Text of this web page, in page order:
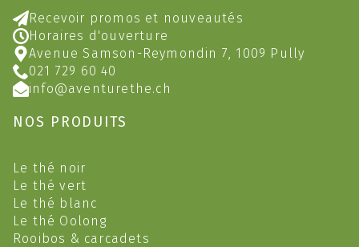
Recevoir promos et nouveautés
Horaires d'ouverture
Avenue Samson-Reymondin 7, 1009 Pully
021 729 60 40
info@aventurethe.ch
NOS PRODUITS
Le thé noir
Le thé vert
Le thé blanc
Le thé Oolong
Rooibos & carcadets